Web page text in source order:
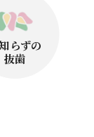
らずの
抜歯